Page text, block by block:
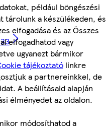
például böngészési
tárolunk a készülékeden, és
elfogadása és az Összes
elfogadhatod vagy
ugyanezt bármikor
tájékoztató linkre
a partnereinkkel, de
A beállításaid alapján
élményedet az oldalon.
módosíthatod a